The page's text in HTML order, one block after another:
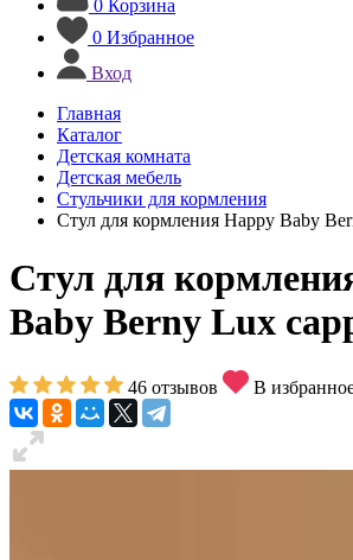
0 Корзина
0 Избранное
Вход
Главная
Каталог
Детская комната
Детская мебель
Стульчики для кормления
Стул для кормления Happy Baby
Стул для
Baby Berny Lux
46 отзывов В